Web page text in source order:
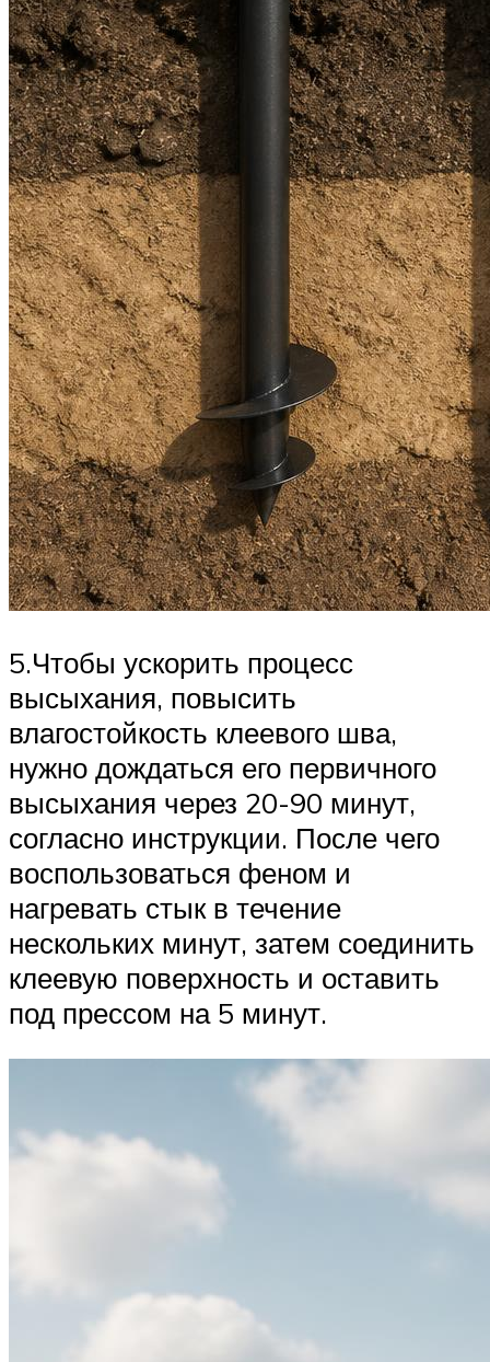
5.Чтобы ускорить процесс
высыхания, повысить
влагостойкость клеевого шва,
нужно дождаться его первичного
высыхания через 20-90 минут,
согласно инструкции. После чего
воспользоваться феном и
нагревать стык в течение
нескольких минут, затем соединить
клеевую поверхность и оставить
под прессом на 5 минут.